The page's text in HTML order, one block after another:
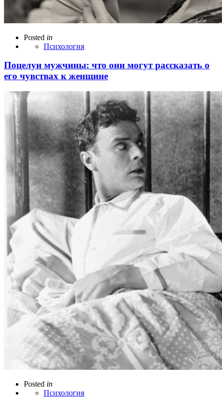
Posted in
Психология
Поцелуи мужчины: что они могут рассказать о
его чувствах к женщине
Posted in
Психология